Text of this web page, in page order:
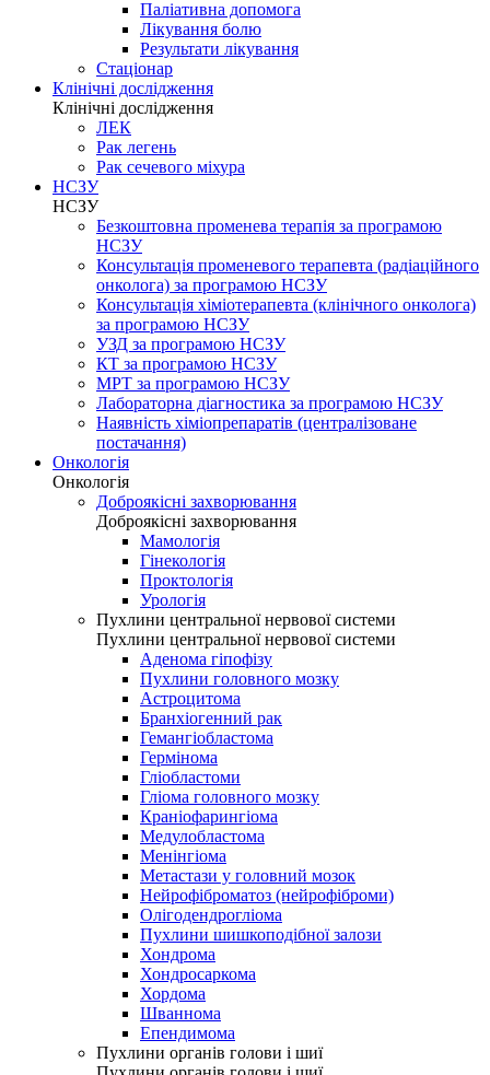
Паліативна допомога
Лікування болю
Результати лікування
Стаціонар
Клінічні дослідження
Клінічні дослідження
ЛЕК
Рак легень
Рак сечевого міхура
НСЗУ
НСЗУ
Безкоштовна променева терапія за програмою
НСЗУ
Консультація променевого терапевта (радіаційного
онколога) за програмою НСЗУ
Консультація хіміотерапевта (клінічного онколога)
за програмою НСЗУ
УЗД за програмою НСЗУ
КТ за програмою НСЗУ
МРТ за програмою НСЗУ
Лабораторна діагностика за програмою НСЗУ
Наявність хіміопрепаратів (централізоване
постачання)
Онкологія
Онкологія
Доброякісні захворювання
Доброякісні захворювання
Мамологія
Гінекологія
Проктологія
Урологія
Пухлини центральної нервової системи
Пухлини центральної нервової системи
Аденома гіпофізу
Пухлини головного мозку
Астроцитома
Бранхіогенний рак
Гемангіобластома
Гермінома
Гліобластоми
Гліома головного мозку
Краніофарингіома
Медулобластома
Менінгіома
Метастази у головний мозок
Нейрофіброматоз (нейрофіброми)
Олігодендрогліома
Пухлини шишкоподібної залози
Хондрома
Хондросаркома
Хордома
Шваннома
Епендимома
Пухлини органів голови і шиї